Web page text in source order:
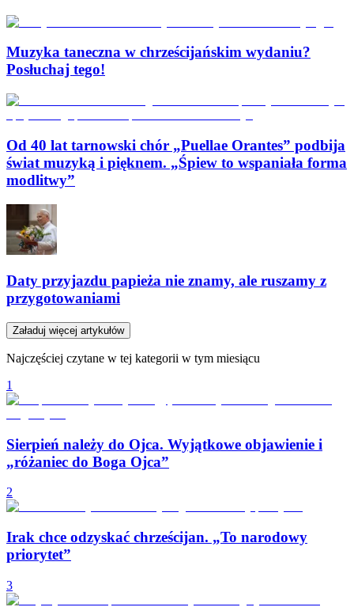
Muzyka taneczna w chrześcijańskim wydaniu?
Posłuchaj tego!
Od 40 lat tarnowski chór „Puellae Orantes” podbija
świat muzyką i pięknem. „Śpiew to wspaniała forma
modlitwy”
Daty przyjazdu papieża nie znamy, ale ruszamy z
przygotowaniami
Załaduj więcej artykułów
Najczęściej czytane w tej kategorii w tym miesiącu
1
Sierpień należy do Ojca. Wyjątkowe objawienie i
„różaniec do Boga Ojca”
2
Irak chce odzyskać chrześcijan. „To narodowy
priorytet”
3